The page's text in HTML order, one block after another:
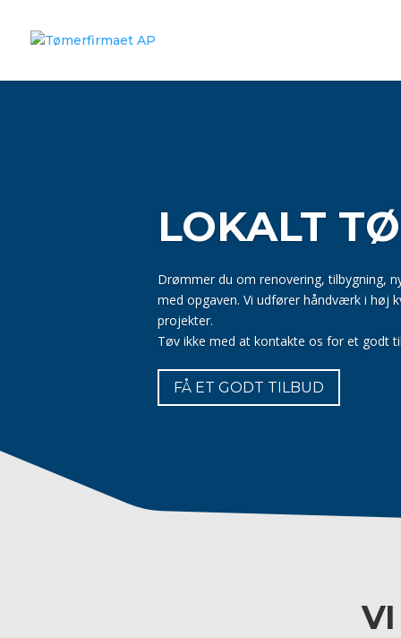
LOKALT
Drømmer du om renovering, tilbygning,
med opgaven. Vi udfører håndværk i høj
projekter.
Tøv ikke med at kontakte os for et godt
FÅ ET GODT TILBUD